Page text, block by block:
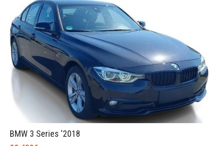
¿Ha olvidado la contraseña?
BMW 3 Series '2018